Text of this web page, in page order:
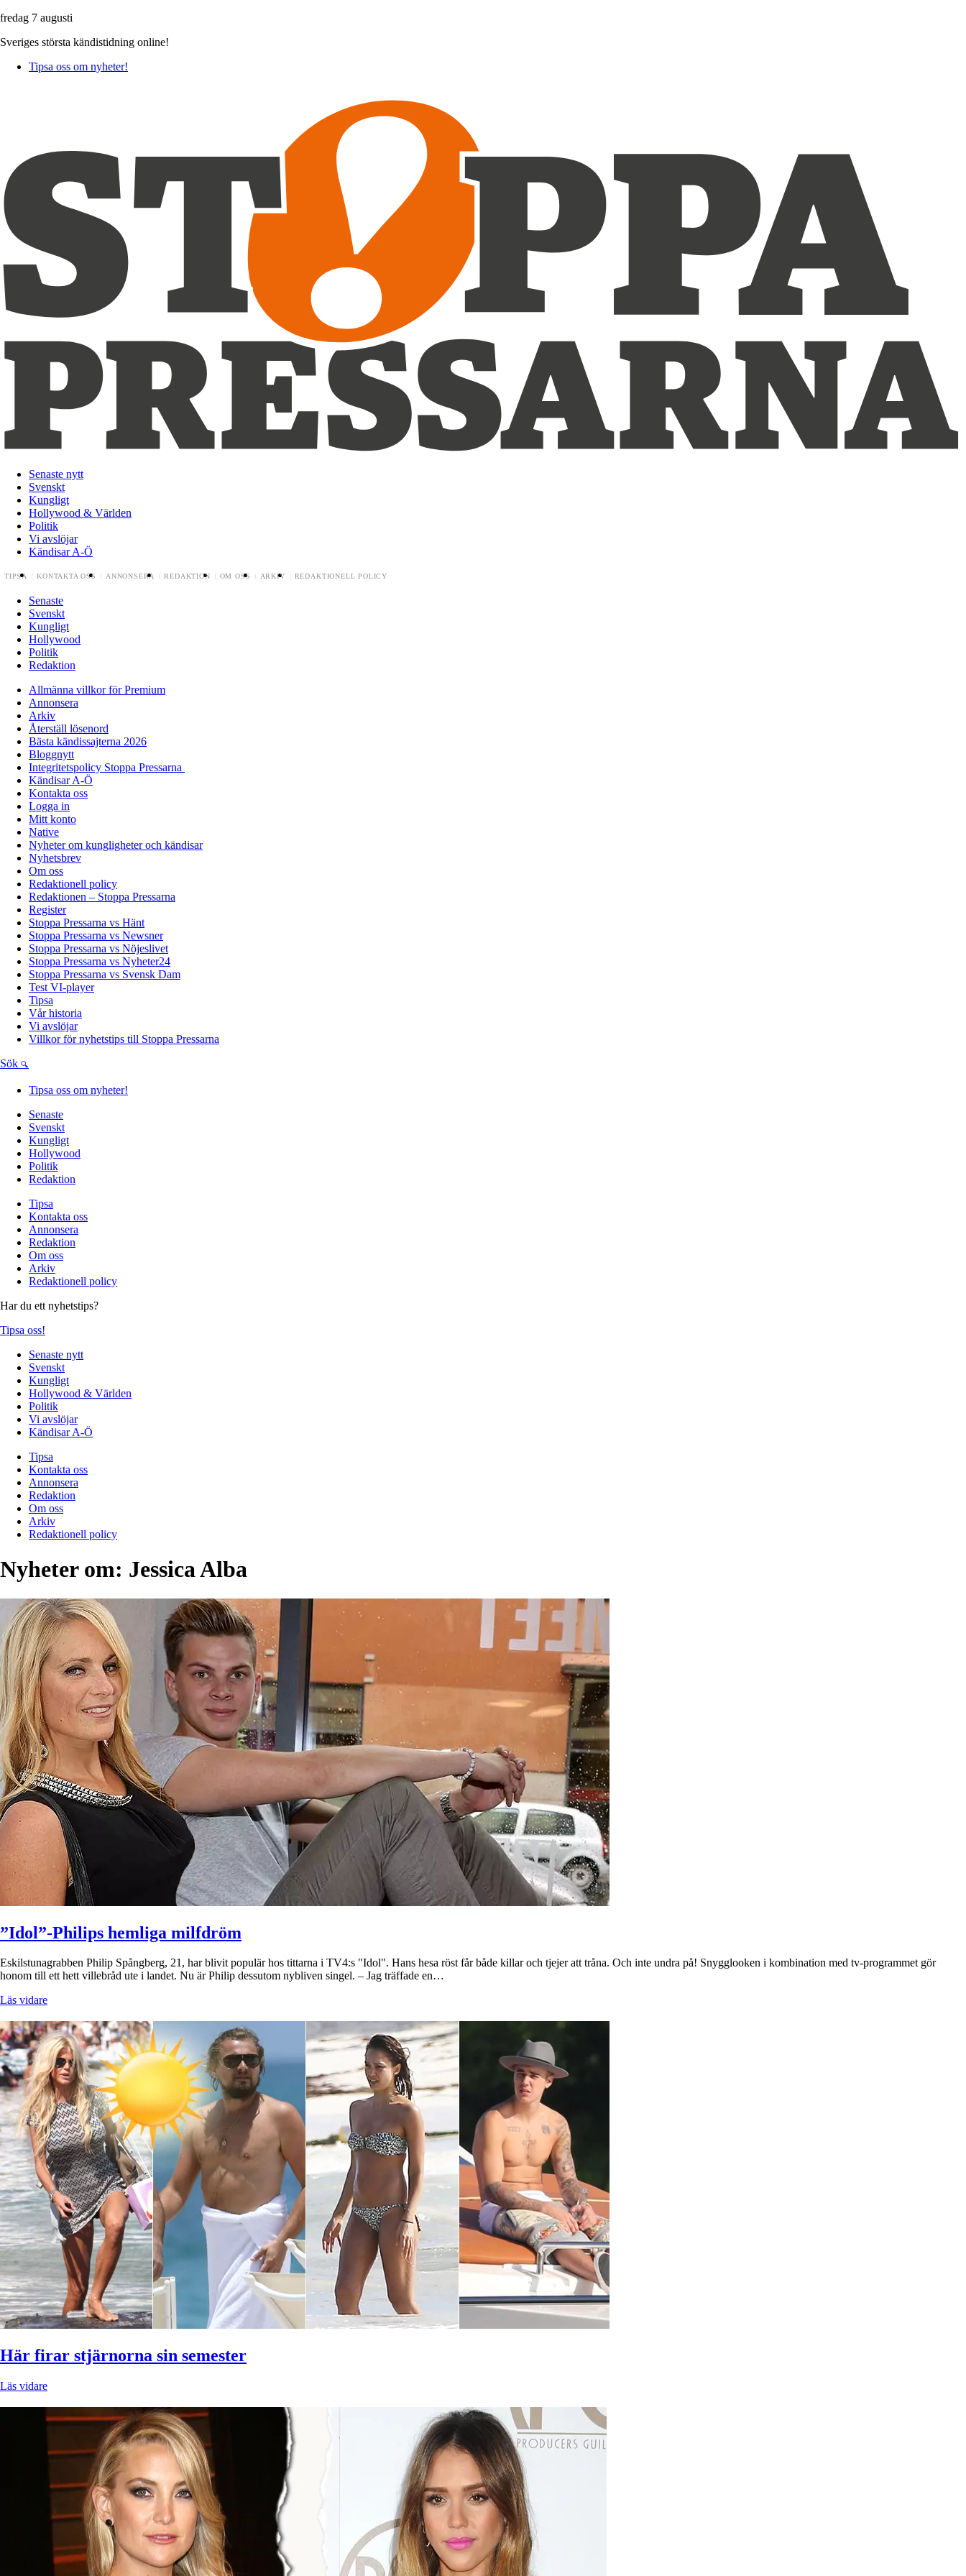
fredag 7 augusti
Sveriges största kändistidning online!
Tipsa oss om nyheter!
Senaste nytt
Svenskt
Kungligt
Hollywood & Världen
Politik
Vi avslöjar
Kändisar A-Ö
TIPSA KONTAKTA OSS ANNONSERA REDAKTION OM OSS ARKIV REDAKTIONELL POLICY
Senaste
Svenskt
Kungligt
Hollywood
Politik
Redaktion
Allmänna villkor för Premium
Annonsera
Arkiv
Återställ lösenord
Bästa kändissajterna 2026
Bloggnytt
Integritetspolicy Stoppa Pressarna
Kändisar A-Ö
Kontakta oss
Logga in
Mitt konto
Native
Nyheter om kungligheter och kändisar
Nyhetsbrev
Om oss
Redaktionell policy
Redaktionen – Stoppa Pressarna
Register
Stoppa Pressarna vs Hänt
Stoppa Pressarna vs Newsner
Stoppa Pressarna vs Nöjeslivet
Stoppa Pressarna vs Nyheter24
Stoppa Pressarna vs Svensk Dam
Test VI-player
Tipsa
Vår historia
Vi avslöjar
Villkor för nyhetstips till Stoppa Pressarna
Sök
Tipsa oss om nyheter!
Senaste
Svenskt
Kungligt
Hollywood
Politik
Redaktion
Tipsa
Kontakta oss
Annonsera
Redaktion
Om oss
Arkiv
Redaktionell policy
Har du ett nyhetstips?
Tipsa oss!
Senaste nytt
Svenskt
Kungligt
Hollywood & Världen
Politik
Vi avslöjar
Kändisar A-Ö
Tipsa
Kontakta oss
Annonsera
Redaktion
Om oss
Arkiv
Redaktionell policy
Nyheter om: Jessica Alba
”Idol”-Philips hemliga milfdröm
Eskilstunagrabben Philip Spångberg, 21, har blivit populär hos tittarna i TV4:s "Idol". Hans hesa röst får både killar och tjejer att tråna. Och inte undra på! Snygglooken i kombination med tv-programmet gör
honom till ett hett villebråd ute i landet. Nu är Philip dessutom nybliven singel. – Jag träffade en…
Läs vidare
Här firar stjärnorna sin semester
Läs vidare